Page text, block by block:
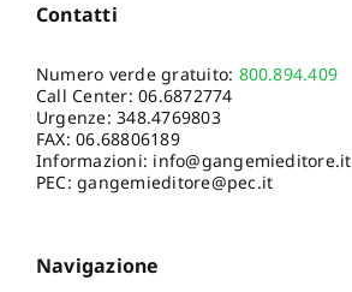
Contatti
Numero verde gratuito: 800.894.409
Call Center:06.6872774
Urgenze:348.4769803
FAX: 06.68806189
Informazioni: info@gangemieditore.it
PEC: gangemieditore@pec.it
Navigazione